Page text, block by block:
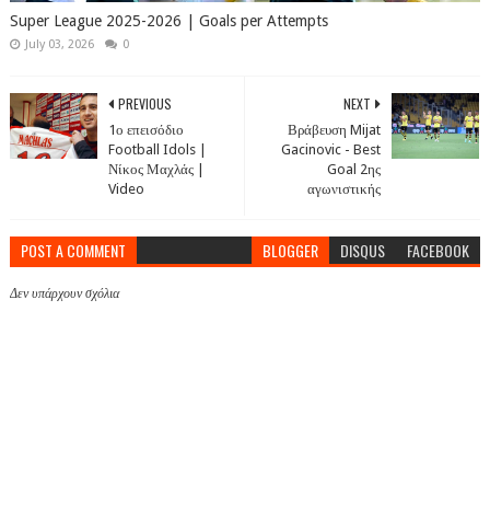
Super League 2025-2026 | Goals per Attempts
July 03, 2026 0
NEXT
Βράβευση Mijat
Gacinovic - Best
Goal 2ης
αγωνιστικής
PREVIOUS
1ο επεισόδιο
Football Idols |
Νίκος Μαχλάς |
Video
POST A COMMENT BLOGGER DISQUS FACEBOOK
Δεν υπάρχουν σχόλια